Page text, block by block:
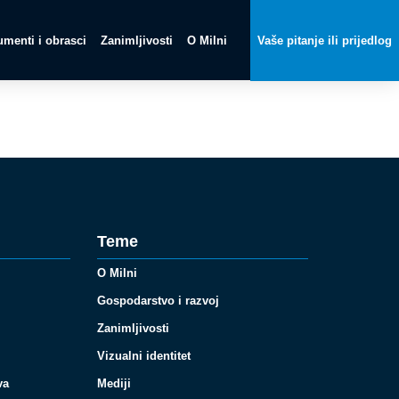
i obrasci Zanimljivosti O Milni Vaše pitanje ili prijedlog
Teme
O Milni
Gospodarstvo i razvoj
Zanimljivosti
Vizualni identitet
Mediji